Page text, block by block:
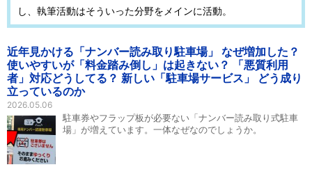
し、執筆活動はそういった分野をメインに活動。
近年見かける「ナンバー読み取り駐車場」 なぜ増加した？
使いやすいが「料金踏み倒し」は起きない？ 「悪質利用
者」対応どうしてる？ 新しい「駐車場サービス」 どう成り
立っているのか
2026.05.06
駐車券やフラップ板が必要ない「ナンバー読み取り式駐車
場」が増えています。一体なぜなのでしょうか。